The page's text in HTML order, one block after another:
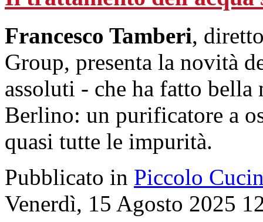
Francesco Tamberi,
Group, presenta la novità
assoluti - che ha fatto bella
Berlino: un purificatore a
quasi tutte le impurità.
Pubblicato in Piccolo
Venerdì, 15 Agosto 2025